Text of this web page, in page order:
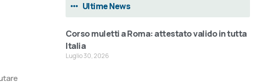
Ultime News
Corso muletti a Roma: attestato valido in tutta
Italia
Luglio 30, 2026